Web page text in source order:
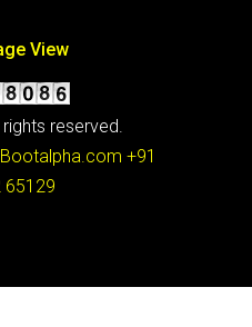
View
reserved.
+91
65129